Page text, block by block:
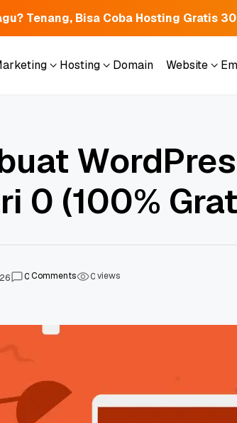
Tenang, Bisa Coba Hosting Gratis
Hosting
Domain
Website
0 (100%
0Comments 0views